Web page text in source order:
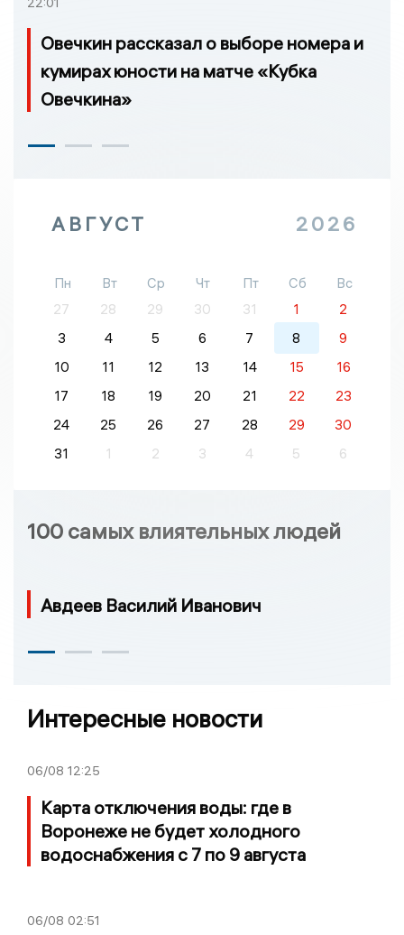
Овечкин рассказал о выборе номера и
кумирах юности на матче «Кубка
Овечкина»
АВГУСТ 2026
Пн Вт Ср Чт Пт Сб
Вс
27
28 29 30 31 1
2
3
4 5 6 7 8
9
10
11 12 13 14 15
16
17
18 19 20 21 22
23
24
25 26 27 28 29
30
31
1 2 3 4 5 6
100 самых влиятельных людей
Авдеев Василий Иванович
Интересные новости
06/08 12:25
Карта отключения воды: где в
Воронеже не будет холодного
водоснабжения с 7 по 9 августа
06/08 02:51